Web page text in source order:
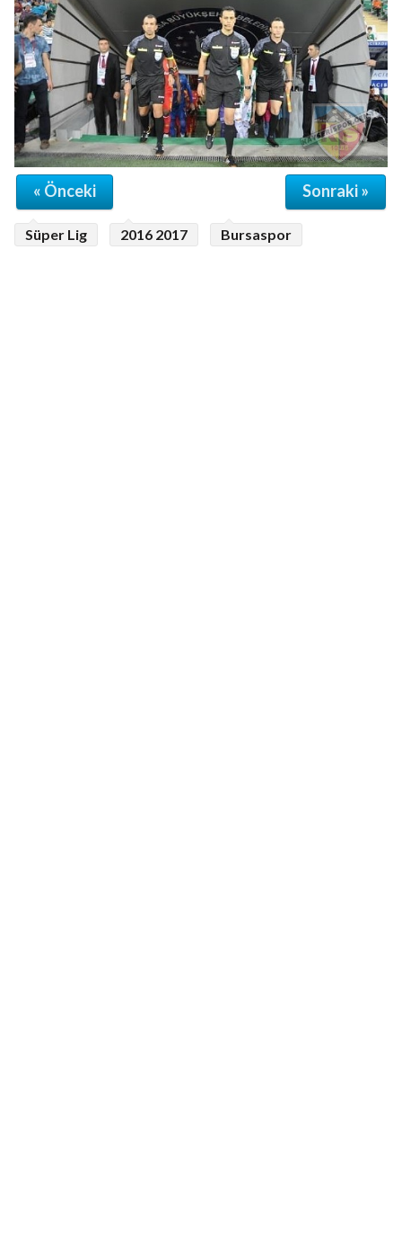
« Önceki Sonraki »
Süper Lig 2016 2017 Bursaspor